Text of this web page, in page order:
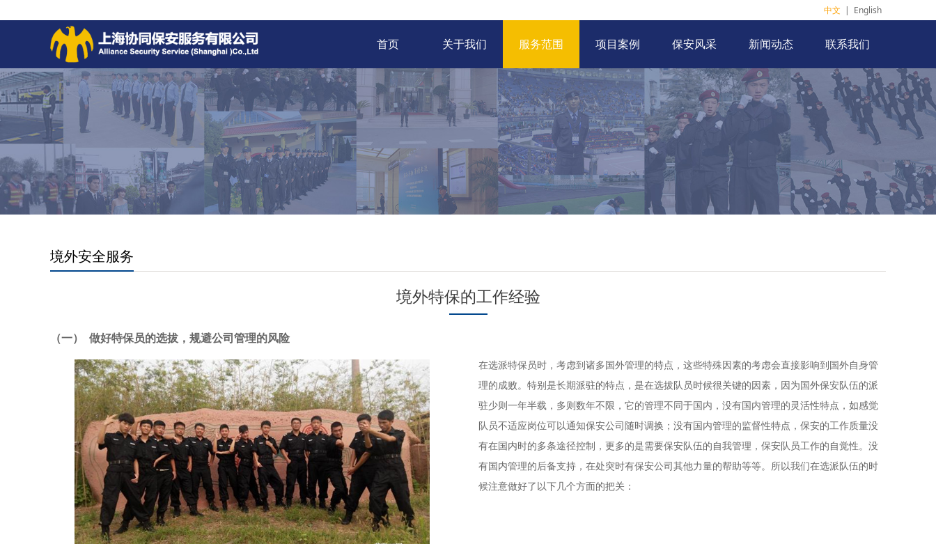
中文 | English
首页 关于我们 服务范围 项目案例 保安风采 新闻动态 联系我们
境外安全服务
境外特保的工作经验
（一） 做好特保员的选拔，规避公司管理的风险
在选派特保员时，考虑到诸多国外管理的特点，这些特殊因素的考虑会直接影响到国外自身管
理的成败。特别是长期派驻的特点，是在选拔队员时候很关键的因素，因为国外保安队伍的派
驻少则一年半载，多则数年不限，它的管理不同于国内，没有国内管理的灵活性特点，如感觉
队员不适应岗位可以通知保安公司随时调换；没有国内管理的监督性特点，保安的工作质量没
有在国内时的多条途径控制，更多的是需要保安队伍的自我管理，保安队员工作的自觉性。没
有国内管理的后备支持，在处突时有保安公司其他力量的帮助等等。所以我们在选派队伍的时
候注意做好了以下几个方面的把关：